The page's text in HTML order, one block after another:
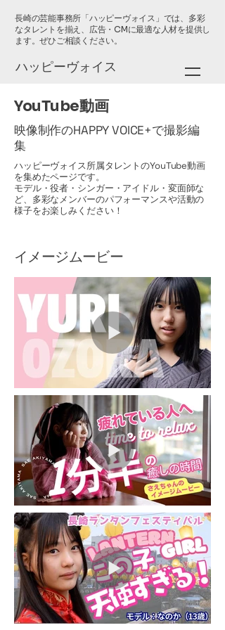
長崎の芸能事務所「ハッピーヴォイス」では、多彩
なタレントを揃え、広告・CMに最適な人材を提供し
ます。ぜひご相談ください。
ハッピーヴォイス
YouTube動画
映像制作のHAPPY VOICE+で撮影編
集
ハッピーヴォイス所属タレントのYouTube動画
を集めたページです。
モデル・役者・シンガー・アイドル・変面師な
ど、多彩なメンバーのパフォーマンスや活動の
様子をお楽しみください！
イメージムービー